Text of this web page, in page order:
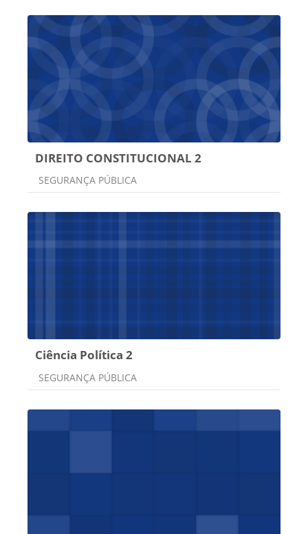
DIREITO CONSTITUCIONAL 2
Categoria do curso
SEGURANÇA PÚBLICA
Ciência Política 2
Categoria do curso
SEGURANÇA PÚBLICA